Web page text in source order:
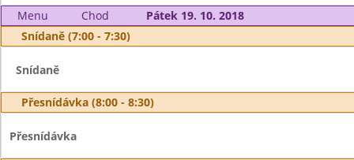
Menu Chod
Pátek 19. 10. 2018
Snídaně (7:00 - 7:30)
Snídaně
Přesnídávka (8:00 - 8:30)
Přesnídávka